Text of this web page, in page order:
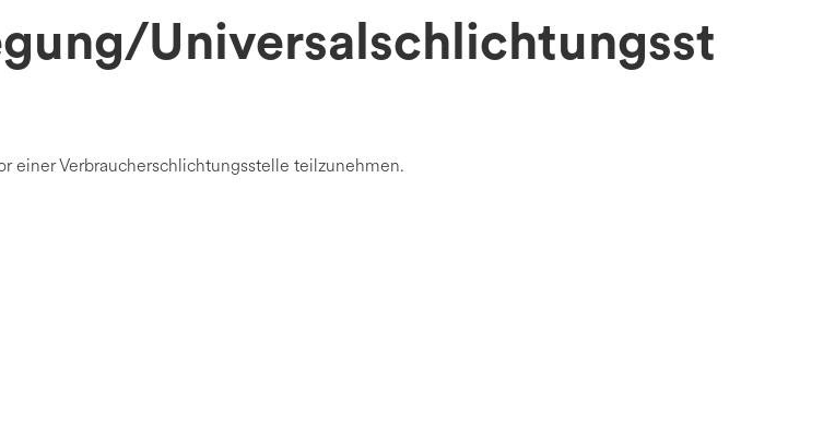
Universalschlichtungsst
einer Verbraucherschlichtungsstelle teilzunehmen.